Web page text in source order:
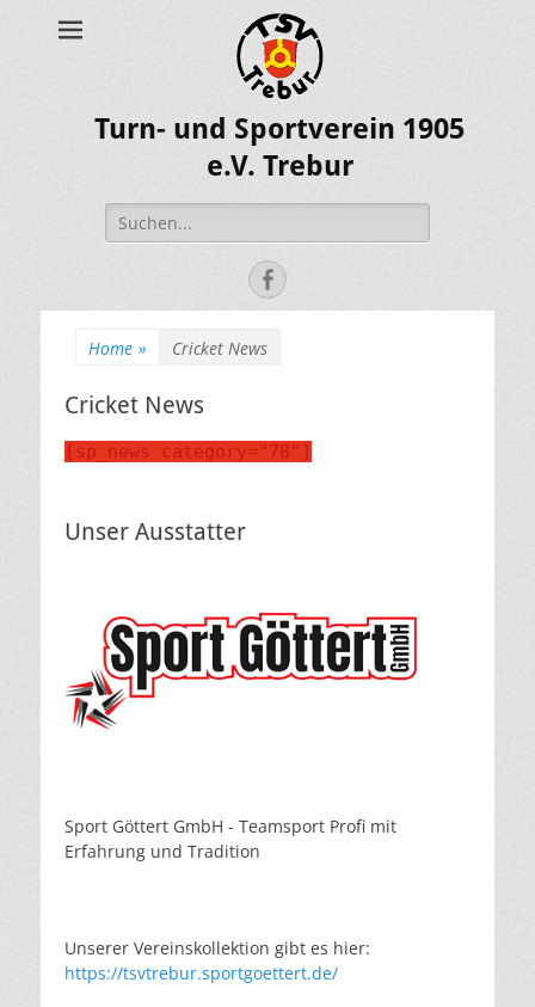
Turn- und Sportverein 1905
e.V. Trebur
Suche
nach:
Facebook
Home » Cricket News
Cricket News
[sp_news category="78"]
Unser Ausstatter
Sport Göttert GmbH - Teamsport Profi mit
Erfahrung und Tradition
Unserer Vereinskollektion gibt es hier:
https://tsvtrebur.sportgoettert.de/